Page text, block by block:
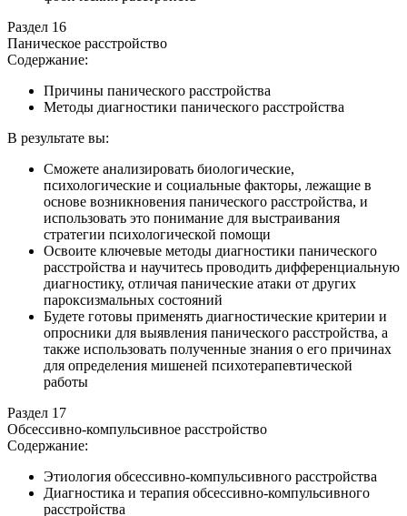
Раздел 16
Паническое расстройство
Содержание:
Причины панического расстройства
Методы диагностики панического расстройства
В результате вы:
Сможете анализировать биологические,
психологические и социальные факторы, лежащие в
основе возникновения панического расстройства, и
использовать это понимание для выстраивания
стратегии психологической помощи
Освоите ключевые методы диагностики панического
расстройства и научитесь проводить дифференциальную
диагностику, отличая панические атаки от других
пароксизмальных состояний
Будете готовы применять диагностические критерии и
опросники для выявления панического расстройства, а
также использовать полученные знания о его причинах
для определения мишеней психотерапевтической
работы
Раздел 17
Обсессивно-компульсивное расстройство
Содержание:
Этиология обсессивно-компульсивного расстройства
Диагностика и терапия обсессивно-компульсивного
расстройства